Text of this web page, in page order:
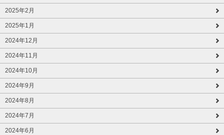
2025年2月
2025年1月
2024年12月
2024年11月
2024年10月
2024年9月
2024年8月
2024年7月
2024年6月